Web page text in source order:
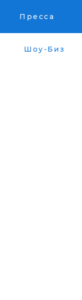
Пресса
Шоу-Биз